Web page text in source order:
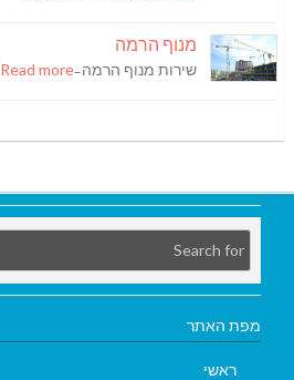
מנוף הרמה
שירות מנוף הרמה ̵Read more [...]
מפת האתר
ראשי